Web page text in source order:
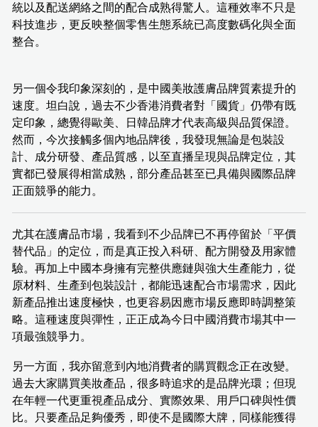
統以及配送網絡之間的配合成熟得驚人。這種效率不只是
科技進步，更反映整個零售生態系統已高度數碼化與全面
整合。
另一個令我印象深刻的，是中國美妝護膚品牌質素提升的
速度。坦白說，過去不少香港消費者對「國貨」仍帶有既
定印象，總覺得歐美、日韓品牌才代表高級與品質保證。
然而，今次接觸多個內地品牌後，我發現無論是包裝設
計、成分研發、產品質感，以至直播呈現與品牌定位，其
實都已發展得相當成熟，部分產品甚至已具備與國際品牌
正面競爭的能力。
尤其在護膚品市場，我看到不少品牌已不再停留於「平價
替代品」的定位，而是真正投入科研、配方開發及用家體
驗。再加上中國本身擁有完整供應鏈與強大生產能力，從
原材料、生產到包裝設計，都能迅速配合市場需求，因此
新產品推出速度極快，也更容易因應市場反應即時調整策
略。這種速度與彈性，正正成為今日中國消費市場其中一
項最強競爭力。
另一方面，我亦留意到內地消費者的購買觀念正在改變。
過去大家購買美妝產品，很多時追求的是品牌光環；但現
在年輕一代更重視產品成分、實際效果、用戶口碑與性價
比。只要產品足夠優秀，即使不是國際大牌，同樣能獲得